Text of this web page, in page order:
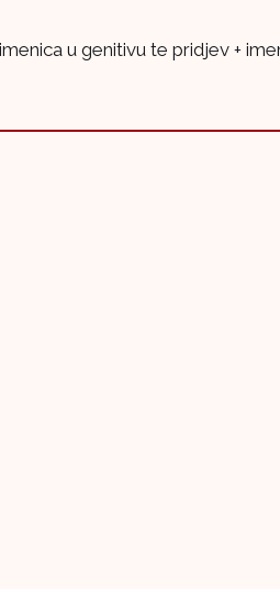
u genitivu te pridjev +